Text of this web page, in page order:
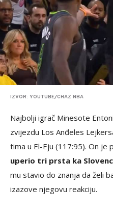
IZVOR: YOUTUBE/CHAZ NBA
Najbolji igrač Minesote
zvijezdu Los Anđeles
tima u El-Eju (117:95). On je
uperio tri prsta ka
mu stavio do znanja da želi
izazove njegovu reakciju.